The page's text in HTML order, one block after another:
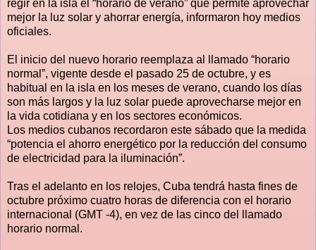
regir en la isla el “horario de verano” que permite aprovechar
mejor la luz solar y ahorrar energía, informaron hoy medios
oficiales.
El inicio del nuevo horario reemplaza al llamado “horario
normal”, vigente desde el pasado 25 de octubre, y es
habitual en la isla en los meses de verano, cuando los días
son más largos y la luz solar puede aprovecharse mejor en
la vida cotidiana y en los sectores económicos.
Los medios cubanos recordaron este sábado que la medida
“potencia el ahorro energético por la reducción del consumo
de electricidad para la iluminación”.
Tras el adelanto en los relojes, Cuba tendrá hasta fines de
octubre próximo cuatro horas de diferencia con el horario
internacional (GMT -4), en vez de las cinco del llamado
horario normal.